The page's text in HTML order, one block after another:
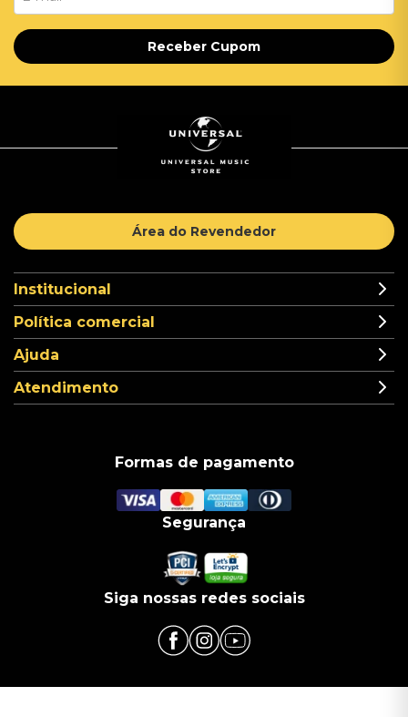
Receber Cupom
Área do Revendedor
Institucional
Política comercial
Ajuda
Atendimento
Formas de pagamento
Segurança
Siga nossas redes sociais